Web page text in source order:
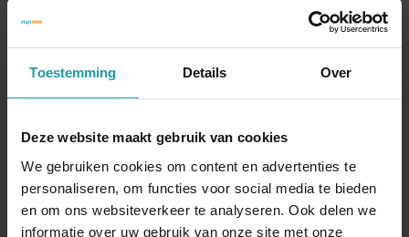
Toestemming Details Over
Deze website maakt gebruik van cookies
We gebruiken cookies om content en advertenties te
personaliseren, om functies voor social media te bieden
en om ons websiteverkeer te analyseren. Ook delen we
informatie over uw gebruik van onze site met onze
Schrijf je hieronder in voor onze maandelijkse
E-mail adres*